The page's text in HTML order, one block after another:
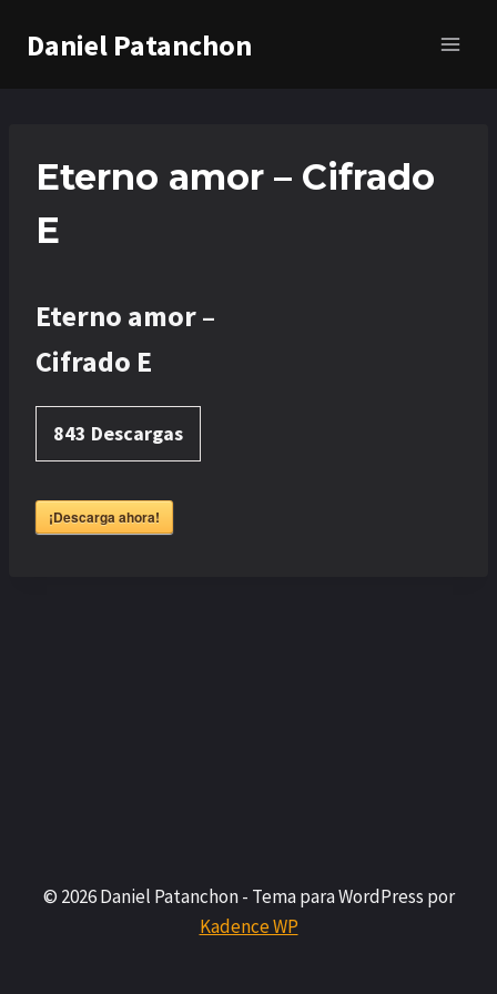
Daniel Patanchon
Eterno amor – Cifrado
E
Eterno amor –
Cifrado E
843 Descargas
¡Descarga ahora!
© 2026 Daniel Patanchon - Tema para WordPress por
Kadence WP